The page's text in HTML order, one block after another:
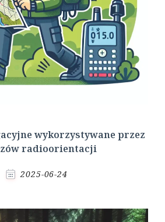
wykorzystywane przez
radioorientacji
2025-06-24